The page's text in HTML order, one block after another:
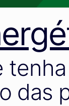
das